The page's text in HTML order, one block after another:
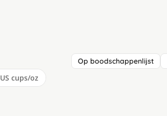
Op boodschappenlijst
US cups/oz